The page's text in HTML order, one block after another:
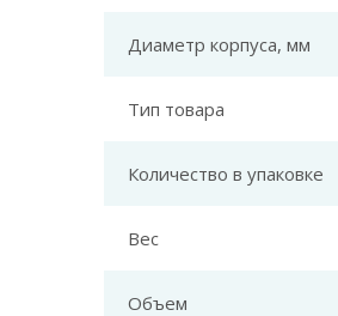
Диаметр корпуса, мм
Тип товара
Количество в упаковке
Вес
Объем